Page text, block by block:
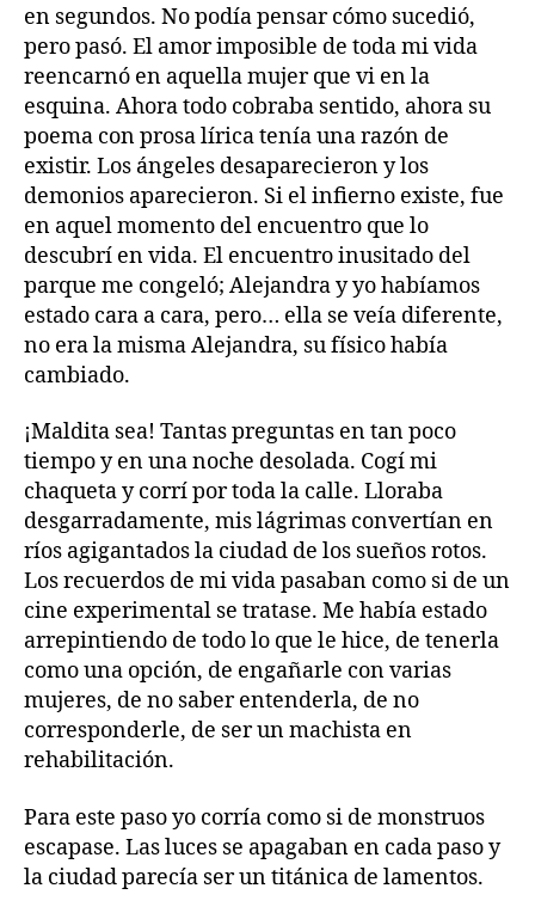
en segundos. No podía pensar cómo sucedió,
pero pasó. El amor imposible de toda mi vida
reencarnó en aquella mujer que vi en la
esquina. Ahora todo cobraba sentido, ahora su
poema con prosa lírica tenía una razón de
existir. Los ángeles desaparecieron y los
demonios aparecieron. Si el infierno existe, fue
en aquel momento del encuentro que lo
descubrí en vida. El encuentro inusitado del
parque me congeló; Alejandra y yo habíamos
estado cara a cara, pero… ella se veía diferente,
no era la misma Alejandra, su físico había
cambiado.
¡Maldita sea! Tantas preguntas en tan poco
tiempo y en una noche desolada. Cogí mi
chaqueta y corrí por toda la calle. Lloraba
desgarradamente, mis lágrimas convertían en
ríos agigantados la ciudad de los sueños rotos.
Los recuerdos de mi vida pasaban como si de un
cine experimental se tratase. Me había estado
arrepintiendo de todo lo que le hice, de tenerla
como una opción, de engañarle con varias
mujeres, de no saber entenderla, de no
corresponderle, de ser un machista en
rehabilitación.
Para este paso yo corría como si de monstruos
escapase. Las luces se apagaban en cada paso y
la ciudad parecía ser un titánica de lamentos.